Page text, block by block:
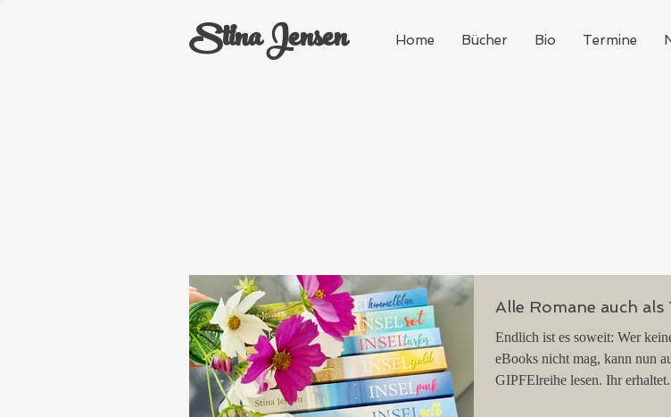
Home Bücher Bio Termine
Stina Jensen
Alle Romane auch als
Endlich ist es soweit: Wer
eBooks nicht mag, kann nun
GIPFElreihe lesen. Ihr